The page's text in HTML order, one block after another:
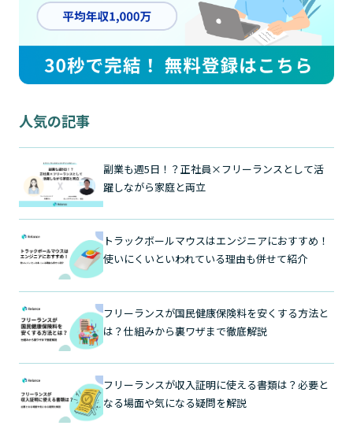
人気の記事
副業も週5日！？正社員×フリーランスとして活
躍しながら家庭と両立
トラックボールマウスはエンジニアにおすすめ！
使いにくいといわれている理由も併せて紹介
フリーランスが国民健康保険料を安くする方法と
は？仕組みから裏ワザまで徹底解説
フリーランスが収入証明に使える書類は？必要と
なる場面や気になる疑問を解説